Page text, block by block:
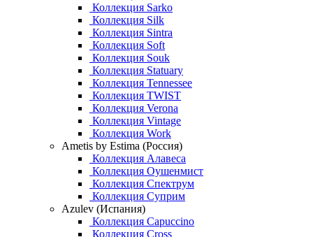
Коллекция Sarko
Коллекция Silk
Коллекция Sintra
Коллекция Soft
Коллекция Souk
Коллекция Statuary
Коллекция Tennessee
Коллекция TWIST
Коллекция Verona
Коллекция Vintage
Коллекция Work
Ametis by Estima (Россия)
Коллекция Алавеса
Коллекция Оушенмист
Коллекция Спектрум
Коллекция Суприм
Azulev (Испания)
Коллекция Capuccino
Коллекция Cross